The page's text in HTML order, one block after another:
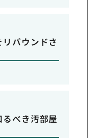
バウンドさ
べき汚部屋